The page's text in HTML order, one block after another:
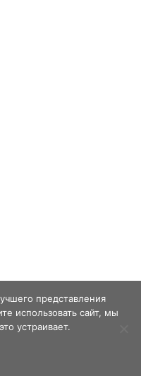
представления
использовать сайт, мы
устраивает.